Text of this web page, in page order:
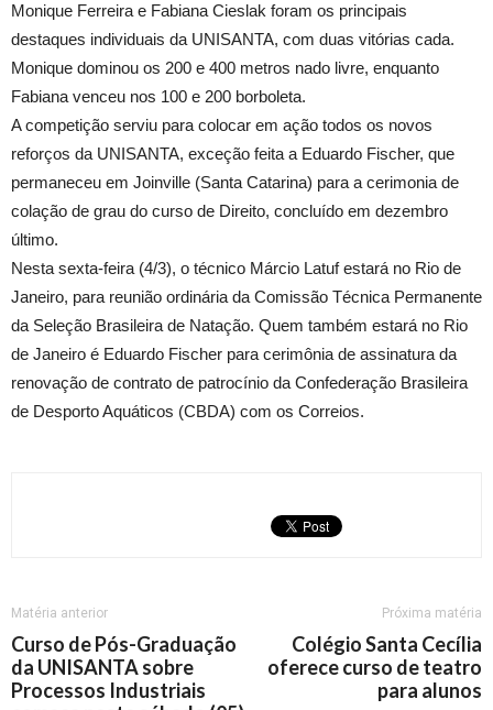
Monique Ferreira e Fabiana Cieslak foram os principais
destaques individuais da UNISANTA, com duas vitórias cada.
Monique dominou os 200 e 400 metros nado livre, enquanto
Fabiana venceu nos 100 e 200 borboleta.
A competição serviu para colocar em ação todos os novos
reforços da UNISANTA, exceção feita a Eduardo Fischer, que
permaneceu em Joinville (Santa Catarina) para a cerimonia de
colação de grau do curso de Direito, concluído em dezembro
último.
Nesta sexta-feira (4/3), o técnico Márcio Latuf estará no Rio de
Janeiro, para reunião ordinária da Comissão Técnica Permanente
da Seleção Brasileira de Natação. Quem também estará no Rio
de Janeiro é Eduardo Fischer para cerimônia de assinatura da
renovação de contrato de patrocínio da Confederação Brasileira
de Desporto Aquáticos (CBDA) com os Correios.
Matéria anterior
Curso de Pós-Graduação
da UNISANTA sobre
Processos Industriais
Próxima matéria
Colégio Santa Cecília
oferece curso de teatro
para alunos